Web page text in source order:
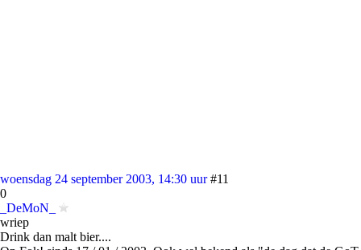
woensdag 24 september 2003, 14:30 uur #11
0
_DeMoN_
wriep
Drink dan malt bier....